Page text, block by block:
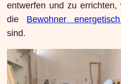
entwerfen und zu errichten,
die Bewohner
sind.